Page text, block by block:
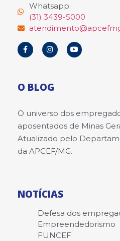
Whatsapp:
(31) 3439-5000
O BLOG
O universo dos
aposentados de Minas
Atualizado pelo
da APCEF/MG.
NOTÍCIAS
Defesa dos
Empreendedorismo
FUNCEF